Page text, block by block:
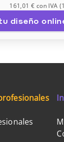
161,01 € con IVA (
diseño